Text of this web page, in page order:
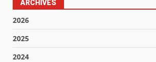
ARCHIVES
2026
2025
2024